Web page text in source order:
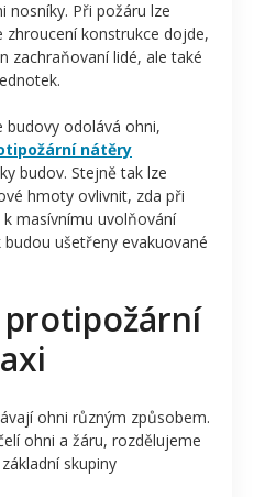
nosníky. Při požáru lze
konstrukce dojde,
zachraňovaní lidé, ale také
budovy odolává ohni,
nátěry
budov. Stejně tak lze
hmoty ovlivnit, zda při
masívnímu uvolňování
ušetřeny evakuované
protipožární
ohni různým způsobem.
ohni a žáru, rozdělujeme
skupiny